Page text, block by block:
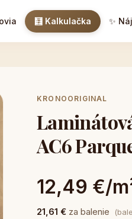
🧮 Kalkulačka ✨
KRONOORIGINAL
AC6
12,49 €/
21,61 € za balenie